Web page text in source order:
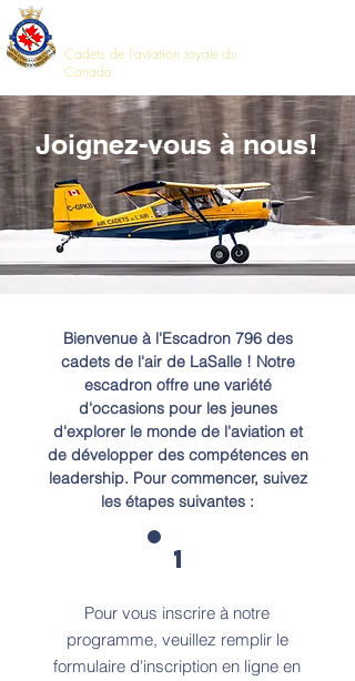
Cadets de l'aviation royale du
Canada
Joignez-vous à nous!
Bienvenue à l'Escadron 796 des
cadets de l'air de LaSalle ! Notre
escadron offre une variété
d'occasions pour les jeunes
d'explorer le monde de l'aviation et
de développer des compétences en
leadership. Pour commencer, suivez
les étapes suivantes :
1
Pour vous inscrire à notre
programme, veuillez remplir le
formulaire d'inscription en ligne en